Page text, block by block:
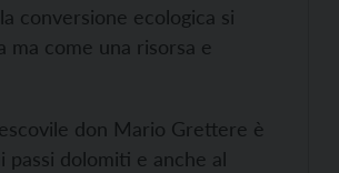
conversione ecologica si
ma come una risorsa e
don Mario Grettere è
dolomiti e anche al